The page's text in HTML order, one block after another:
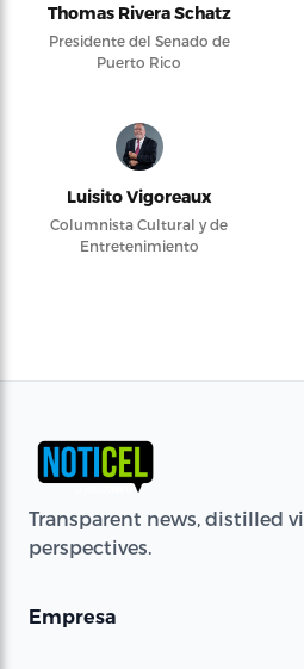
Thomas Rivera Schatz
Presidente del Senado de
Puerto Rico
Luisito Vigoreaux
Columnista Cultural y de
Entretenimiento
Transparent news, distilled
perspectives.
Empresa